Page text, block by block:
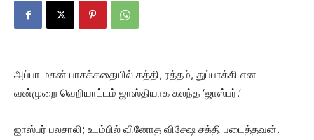
அப்பா மகன் பாசக்கதையில் கத்தி, ரத்தம், துப்பாக்கி என
வன்முறை வெறியாட்டம் ஜாஸ்தியாக கலந்த ‘ஜாஸ்பர்.’
ஜாஸ்பர் பலசாலி; உடம்பில் வினோத விசேஷ சக்தி படைத்தவன்.